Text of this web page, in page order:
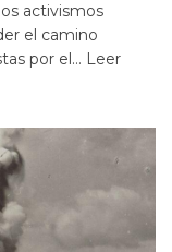
activismos
el camino
por el… Leer